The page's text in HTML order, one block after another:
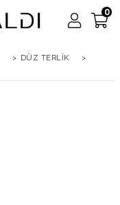
0
> DÜZ TERLİK
>